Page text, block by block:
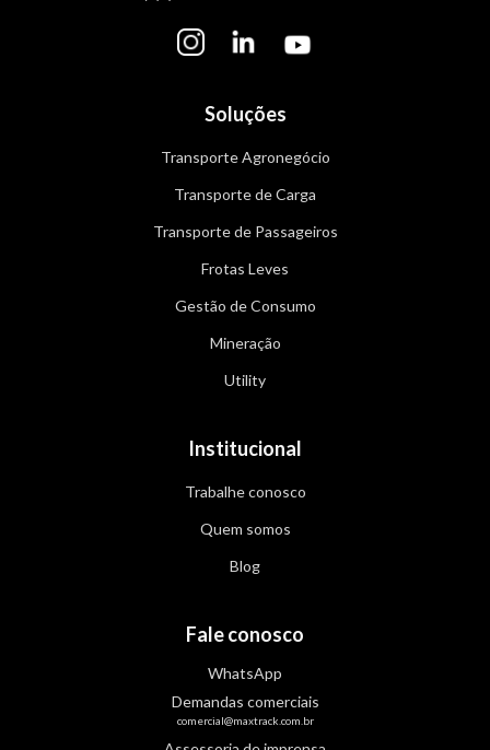
Soluções
Transporte Agronegócio
Transporte de Carga
Transporte de Passageiros
Frotas Leves
Gestão de Consumo
Mineração
Utility
Institucional
Trabalhe conosco
Quem somos
Blog
Fale conosco
WhatsApp
Demandas comerciais
comercial@maxtrack.com.br